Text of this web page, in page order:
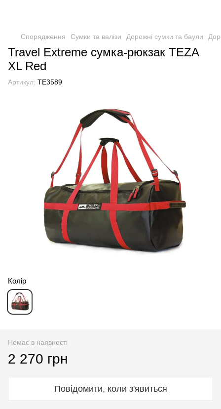
Спорядження Сумки та валізи Дорожні сумки та баули
Travel Extreme сумка-рюкзак TEZA
XL Red
Артикул: TE3589
Колір
Немає в наявності
2 270 грн
Повідомити, коли з'явиться